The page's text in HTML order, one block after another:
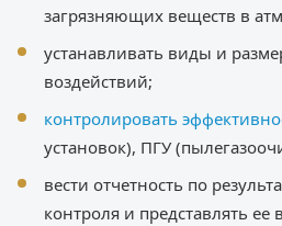
загрязняющих веществ в
устанавливать виды и
воздействий;
контролировать
установок), ПГУ
вести отчетность по
контроля и представлять